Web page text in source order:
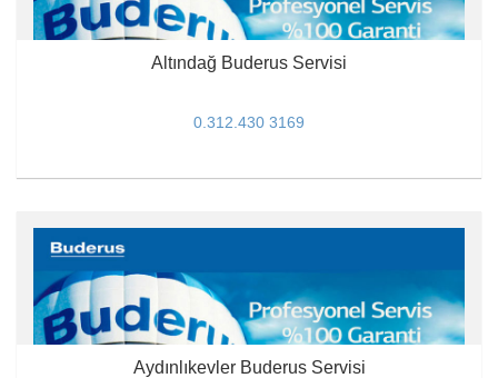
Altındağ Buderus Servisi
0.312.430 3169
Aydınlıkevler Buderus Servisi